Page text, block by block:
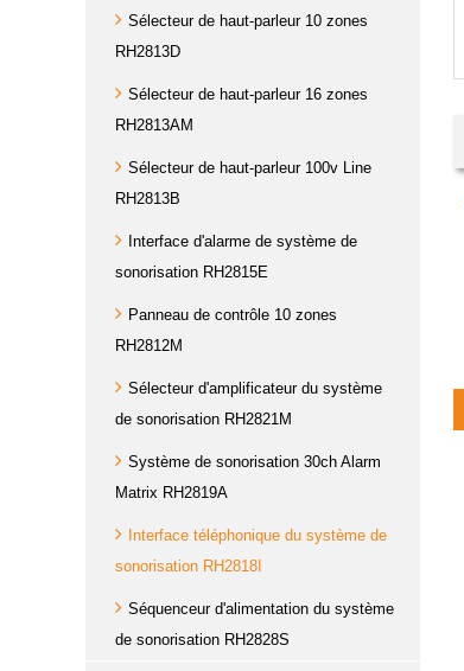
Sélecteur de haut-parleur 10 zones
RH2813D
Sélecteur de haut-parleur 16 zones
RH2813AM
Sélecteur de haut-parleur 100v Line
RH2813B
Interface d'alarme de système de
sonorisation RH2815E
Panneau de contrôle 10 zones
RH2812M
Sélecteur d'amplificateur du système
de sonorisation RH2821M
Système de sonorisation 30ch Alarm
Matrix RH2819A
Interface téléphonique du système de
sonorisation RH2818I
Séquenceur d'alimentation du système
de sonorisation RH2828S